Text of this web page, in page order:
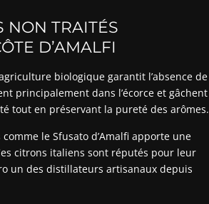
NON TRAITÉS
D’AMALFI
biologique garantit l’absence de
principalement dans l’écorce et gâchent
tout en préservant la pureté des arômes.
le Sfusato d’Amalfi apporte une
citrons italiens sont réputés pour leur
un des distillateurs artisanaux depuis